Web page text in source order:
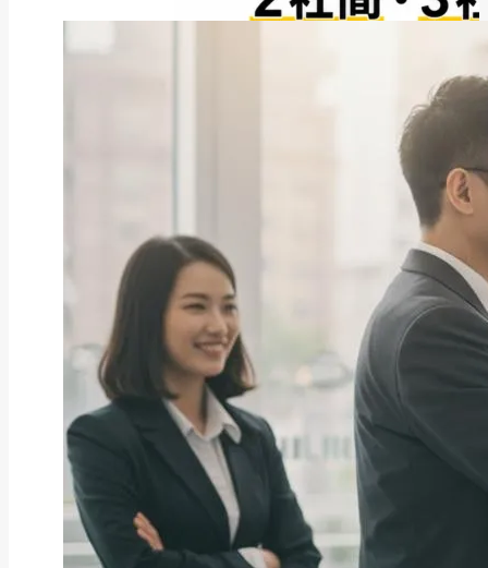
ファクタリング
ファクタリングとは？仕組み・メ
リット・注意点と...
2026年8月6日